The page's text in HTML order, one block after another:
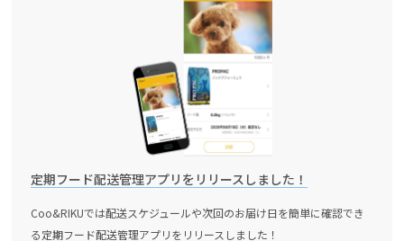
定期フード配送管理アプリをリリースしました！
Coo&RIKUでは配送スケジュールや次回のお届け日を簡単に確認でき
る定期フード配送管理アプリをリリースしました！